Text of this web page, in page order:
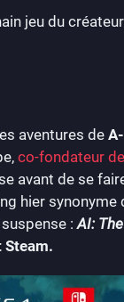
jeu du
aventures de
co-fondateur
avant de se
hier synonyme
suspense :AI: